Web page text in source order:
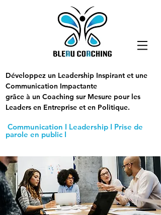
Développez un Leadership Inspirant et une
Communication Impactante
grâce à un Coaching sur Mesure pour les
Leaders en Entreprise et en Politique.
Communication I Leadership I Prise de
parole en public I